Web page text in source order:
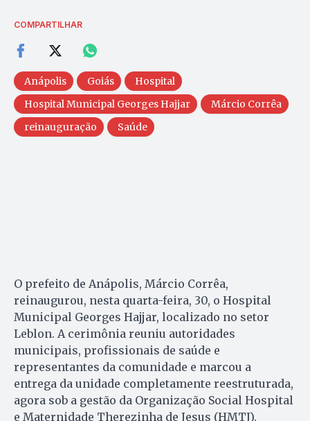
COMPARTILHAR
Anápolis Goiás
Hospital
Hospital Municipal Georges Hajjar
Márcio Corrêa
reinauguração
Saúde
O prefeito de Anápolis, Márcio Corrêa,
reinaugurou, nesta quarta-feira, 30, o Hospital
Municipal Georges Hajjar, localizado no setor
Leblon. A cerimônia reuniu autoridades
municipais, profissionais de saúde e
representantes da comunidade e marcou a
entrega da unidade completamente reestruturada,
agora sob a gestão da Organização Social Hospital
e Maternidade Therezinha de Jesus (HMTJ).